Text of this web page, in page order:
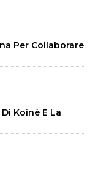
Per Collaborare
Koinè E La